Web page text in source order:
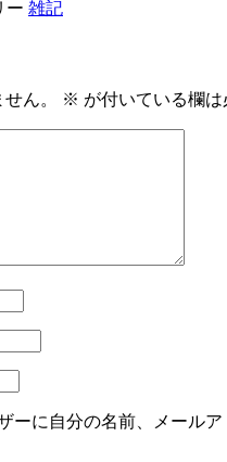
ー 雑記
ん。 ※ が付いている欄
ーに自分の名前、メールア